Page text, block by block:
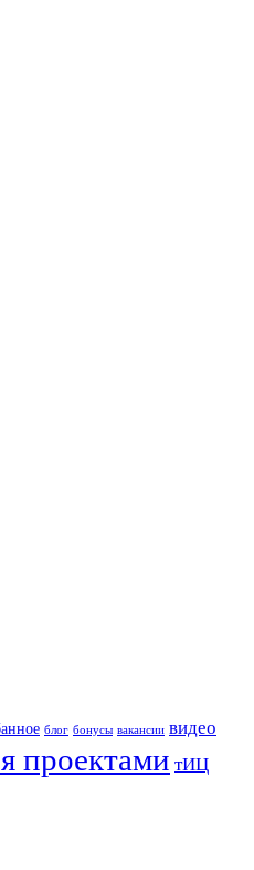
блог бонусы вакансии видео
проектами тИЦ